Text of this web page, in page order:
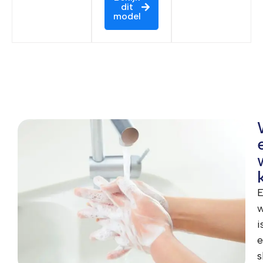
dit
model